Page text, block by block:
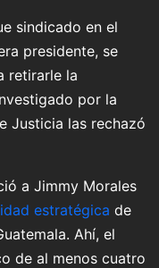
sindicado en el
presidente, se
retirarle la
por la
Justicia las rechazó
a Jimmy Morales
estratégica de
Ahí, el
de al menos cuatro